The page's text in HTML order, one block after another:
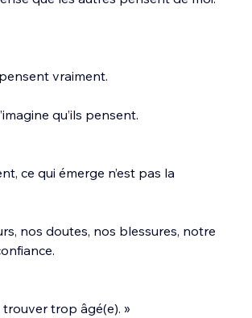
pensent vraiment.
qu’ils pensent.
ce qui émerge n’est pas la
nos doutes, nos blessures, notre
trop âgé(e). »